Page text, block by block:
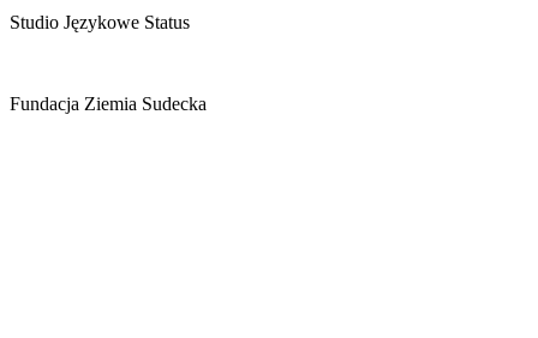
Studio Językowe Status
Fundacja Ziemia Sudecka